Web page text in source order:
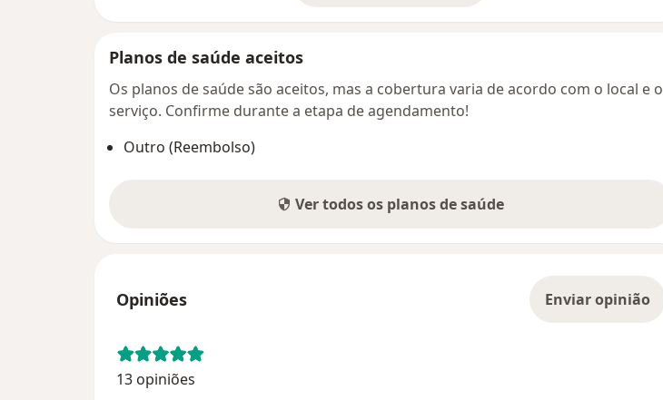
Planos de saúde aceitos
Os planos de saúde são aceitos, mas a cobertura varia de acordo com o local e o
serviço. Confirme durante a etapa de agendamento!
Outro (Reembolso)
Ver todos os planos de saúde
Opiniões Enviar opinião
13 opiniões